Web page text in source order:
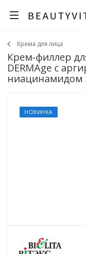
Крема для лица
Крем-филлер
DERMAge с
ниацинамидом
НОВИНКА